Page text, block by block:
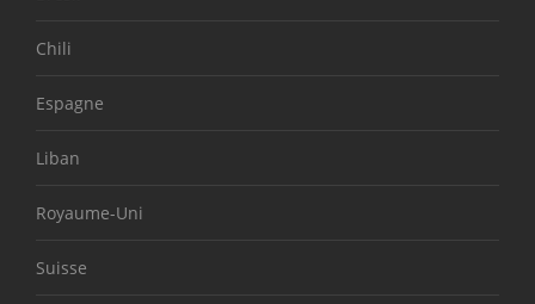
Chili
Espagne
Liban
Royaume-Uni
Suisse